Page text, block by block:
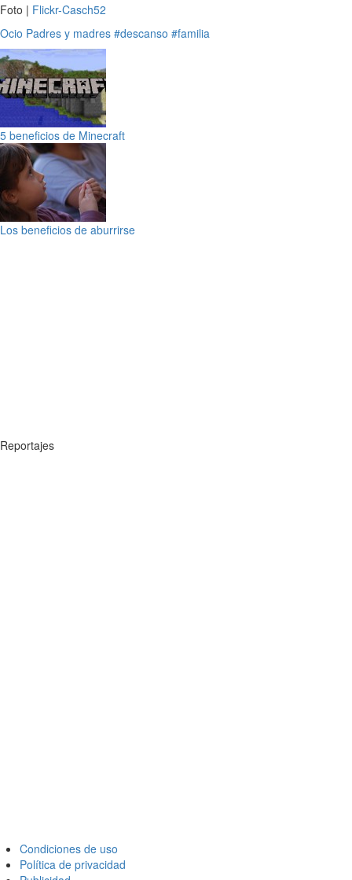
Foto | Flickr-Casch52
Ocio Padres y madres #descanso #familia
5 beneficios de Minecraft
Los beneficios de aburrirse
Reportajes
Condiciones de uso
Política de privacidad